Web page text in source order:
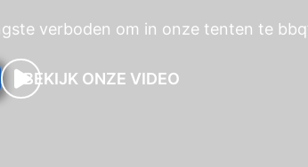
verboden om in onze tenten te
BEKIJK ONZE VIDEO